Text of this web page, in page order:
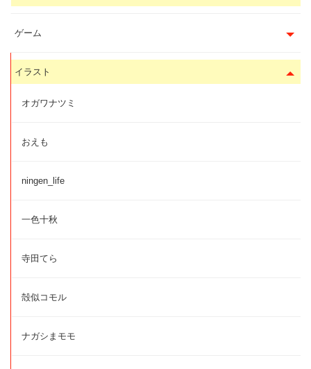
ゲーム
イラスト
オガワナツミ
おえも
ningen_life
一色十秋
寺田てら
殻似コモル
ナガシまモモ